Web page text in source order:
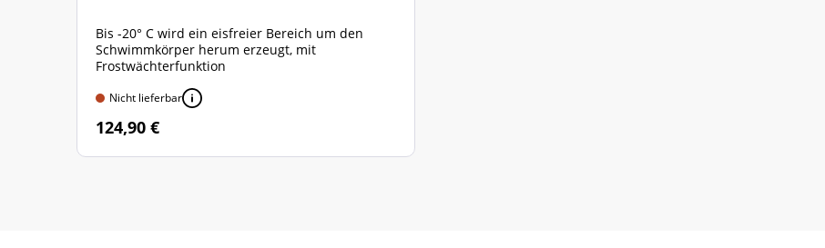
Bis -20° C wird ein eisfreier Bereich um den
Schwimmkörper herum erzeugt, mit
Frostwächterfunktion
Nicht lieferbar
124,90 €